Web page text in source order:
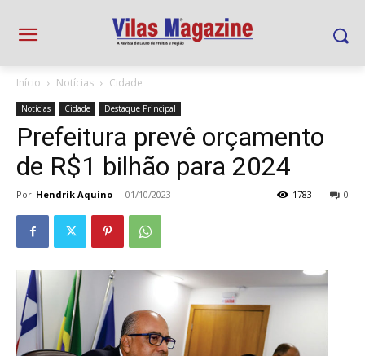
Início Notícias Cidade
Notícias Cidade Destaque Principal
Prefeitura prevê orçamento
de R$1 bilhão para 2024
Por Hendrik Aquino - 01/10/2023 0
1783